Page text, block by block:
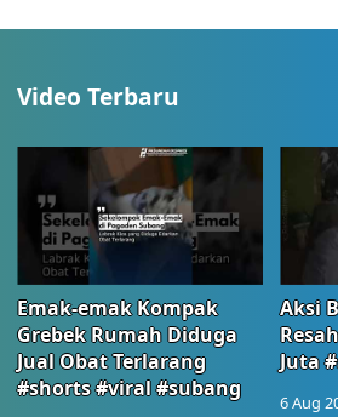
Video Terbaru
Emak-emak Kompak
Grebek Rumah Diduga
Jual Obat Terlarang
#shorts #viral #subang
Aksi
Juta
6 Aug